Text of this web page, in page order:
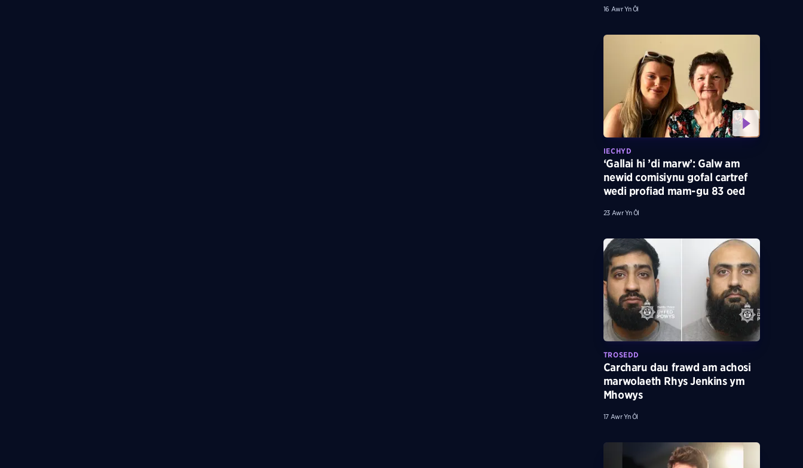
16 Awr Yn Ôl
IECHYD
‘Gallai hi ’di marw’: Galw am
newid comisiynu gofal cartref
wedi profiad mam-gu 83 oed
23 Awr Yn Ôl
TROSEDD
Carcharu dau frawd am achosi
marwolaeth Rhys Jenkins ym
Mhowys
17 Awr Yn Ôl